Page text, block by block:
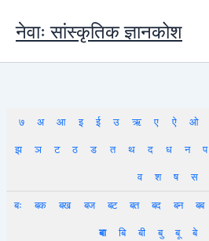
content
नेवाः सांस्कृतिक ज्ञानकोश
७ अ आ इ ई उ ऋ ए ऐ ओ
झ
ञ ट ठ ड त थ द ध न प
व
श ष स
बः
बक बख बज बट बत बद बन बब
बा
बि बी बु बू बे